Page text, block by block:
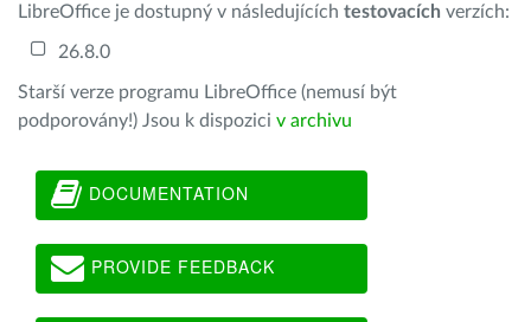
LibreOffice je dostupný v následujících testovacích verzích:
26.8.0
Starší verze programu LibreOffice (nemusí být
podporovány!) Jsou k dispozici v archivu
DOCUMENTATION
PROVIDE FEEDBACK